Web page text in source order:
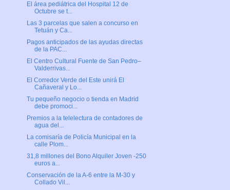
El área pediátrica del Hospital 12 de
Octubre se t...
Las 3 parcelas que salen a concurso en
Tetuán y Ca...
Pagos anticipados de las ayudas directas
de la PAC...
El Centro Cultural Fuente de San Pedro–
Valderrivas...
El Corredor Verde del Este unirá El
Cañaveral y Lo...
Tu pequeño negocio o tienda en Madrid
debe promoci...
Premios a la telelectura de contadores de
agua del...
La comisaría de Policía Municipal en la
calle Plom...
31,8 millones del Bono Alquiler Joven -250
euros a...
Conservación de la A-6 entre la M-30 y
Collado Vil...